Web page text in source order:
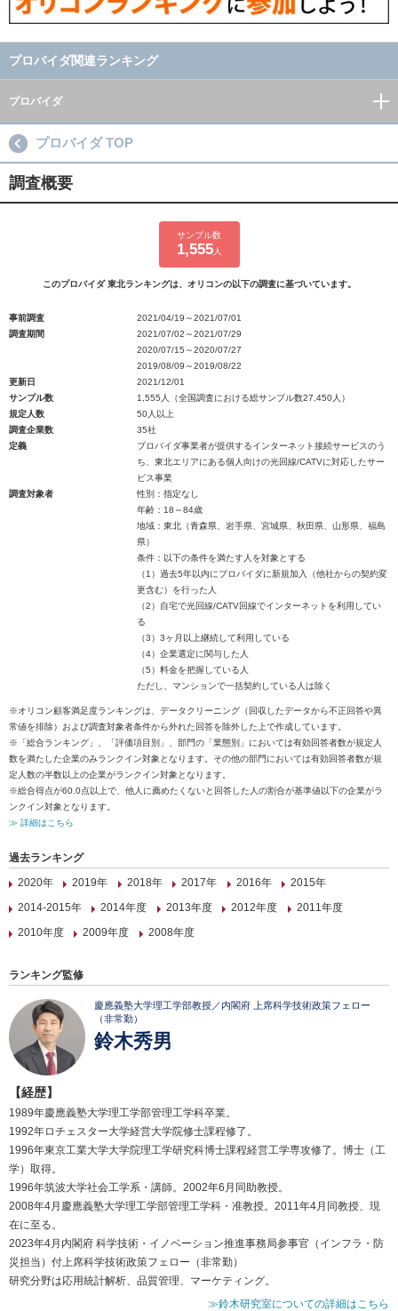
プロバイダ関連ランキング
プロバイダ
プロバイダ TOP
調査概要
サンプル数
1,555人
このプロバイダ 東北ランキングは、オリコンの以下の調査に基づいています。
事前調査
2021/04/19～2021/07/01
調査期間
2021/07/02～2021/07/29
2020/07/15～2020/07/27
2019/08/09～2019/08/22
更新日
2021/12/01
サンプル数
1,555人（全国調査における総サンプル数27,450人）
規定人数
50人以上
調査企業数
35社
定義
プロバイダ事業者が提供するインターネット接続サービスのう
ち、東北エリアにある個人向けの光回線/CATVに対応したサー
ビス事業
調査対象者
性別：指定なし
年齢：18～84歳
地域：東北（青森県、岩手県、宮城県、秋田県、山形県、福島
県）
条件：以下の条件を満たす人を対象とする
（1）過去5年以内にプロバイダに新規加入（他社からの契約変
更含む）を行った人
（2）自宅で光回線/CATV回線でインターネットを利用してい
る
（3）3ヶ月以上継続して利用している
（4）企業選定に関与した人
（5）料金を把握している人
ただし、マンションで一括契約している人は除く
※オリコン顧客満足度ランキングは、データクリーニング（回収したデータから不正回答や異
常値を排除）および調査対象者条件から外れた回答を除外した上で作成しています。
※「総合ランキング」、「評価項目別」、部門の「業態別」においては有効回答者数が規定人
数を満たした企業のみランクイン対象となります。その他の部門においては有効回答者数が規
定人数の半数以上の企業がランクイン対象となります。
※総合得点が60.0点以上で、他人に薦めたくないと回答した人の割合が基準値以下の企業がラ
ンクイン対象となります。
≫ 詳細はこちら
過去ランキング
2020年
2019年 2018年 2017年 2016年
2015年
2014-2015年
2014年度 2013年度 2012年度
2011年度
2010年度
2009年度 2008年度
ランキング監修
慶應義塾大学理工学部教授／内閣府 上席科学技術政策フェロー
（非常勤）
鈴木秀男
【経歴】
1989年慶應義塾大学理工学部管理工学科卒業。
1992年ロチェスター大学経営大学院修士課程修了。
1996年東京工業大学大学院理工学研究科博士課程経営工学専攻修了。博士（工
学）取得。
1996年筑波大学社会工学系・講師。2002年6月同助教授。
2008年4月慶應義塾大学理工学部管理工学科・准教授。2011年4月同教授、現
在に至る。
2023年4月内閣府 科学技術・イノベーション推進事務局参事官（インフラ・防
災担当）付上席科学技術政策フェロー（非常勤）
研究分野は応用統計解析、品質管理、マーケティング。
≫鈴木研究室についての詳細はこちら